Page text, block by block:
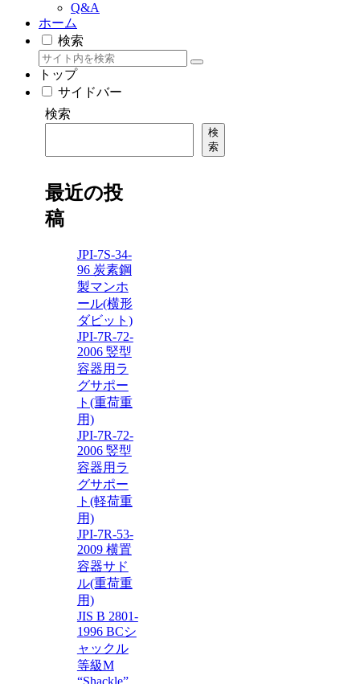
Q&A
ホーム
検索
トップ
サイドバー
検索
検
索
最近の投
稿
JPI-7S-34-
96 炭素鋼
製マンホ
ール(横形
ダビット)
JPI-7R-72-
2006 竪型
容器用ラ
グサポー
ト(重荷重
用)
JPI-7R-72-
2006 竪型
容器用ラ
グサポー
ト(軽荷重
用)
JPI-7R-53-
2009 横置
容器サド
ル(重荷重
用)
JIS B 2801-
1996 BCシ
ャックル
等級M
“Shackle”